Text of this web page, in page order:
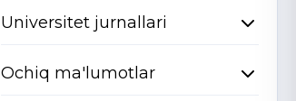
Universitet jurnallari
Ochiq ma'lumotlar